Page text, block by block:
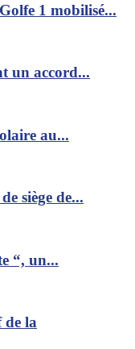
1 mobilisé...
un accord...
au...
siège de...
“, un...
de la